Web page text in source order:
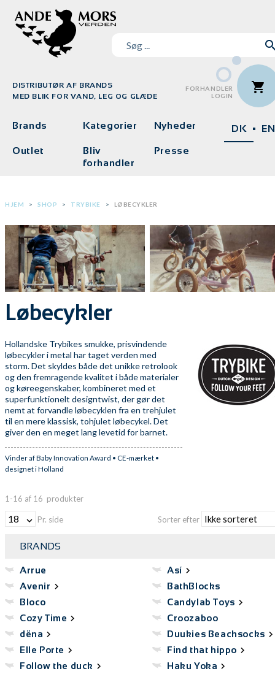
DISTRIBUTØR AF BRANDS
MED BLIK FOR VAND, LEG OG GLÆDE
FORHANDLER
LOGIN
Brands Kategorier Nyheder
Outlet
Bliv
forhandler
Presse
DK
HJEM SHOP TRYBIKE LØBECYKLER
Løbecykler
Hollandske Trybikes smukke, prisvindende
løbecykler i metal har taget verden med
storm. Det skyldes både det unikke retrolook
og den fremragende kvalitet i både materialer
og køreegenskaber, kombineret med et
superfunktionelt designtwist, der gør det
nemt at forvandle løbecyklen fra en trehjulet
til en mere klassisk, tohjulet løbecykel. Det
giver den en meget lang levetid for barnet.
Vinder af Baby Innovation Award • CE-mærket •
designet i Holland
1-16 af 16 produkter
Pr. side Sorter efter
BRANDS
Arrue
Así
Avenir
BathBlocks
Bloco
Candylab Toys
Cozy Time
Croozaboo
dëna
Duukies Beachsocks
Elle Porte
Find that hippo
Follow the duck
Haku Yoka